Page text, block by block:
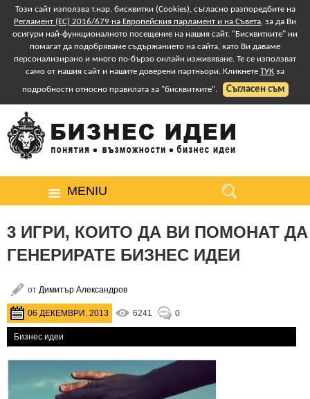
Този сайт използва т.нар. бисквитки (Cookies), съгласно разпоредбите на
Регламент (ЕС) 2016/679 на Европейския парламент и на Съвета, за да Ви
осигури най-функционалното посещение на нашия сайт. "Бисквитките" ни
помагат да подобряваме съдържанието на сайта, като Ви даваме
персонализирано и много по-бързо онлайн изживяване. Те се използват
само от нашия сайт и нашите доверени партньори. Кликнете ТУК за
подробности относно правилата за "бисквитките".
Съгласен съм
MENIU
3 ИГРИ, КОИТО ДА ВИ ПОМОНАТ ДА
ГЕНЕРИРАТЕ БИЗНЕС ИДЕИ
от Димитър Александров
6241 0
06 ДЕКЕМВРИ. 2013
Бизнес идеи